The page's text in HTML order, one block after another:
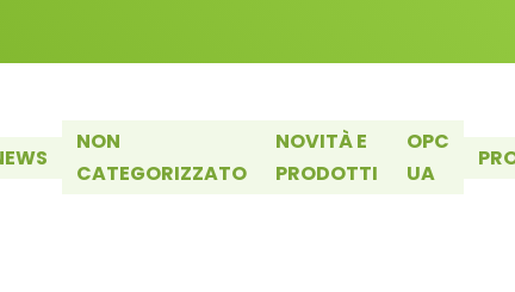
NON
CATEGORIZZATO
NOVITÀ E
PRODOTTI
OPC
UA